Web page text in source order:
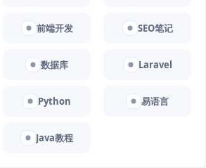
前端开发 SEO笔记
数据库 Laravel
Python 易语言
Java教程